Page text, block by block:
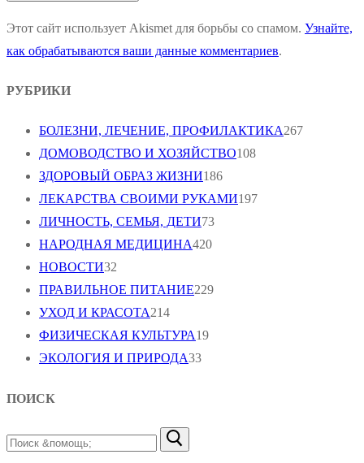
Этот сайт использует Akismet для борьбы со спамом. Узнайте,
как обрабатываются ваши данные комментариев.
РУБРИКИ
БОЛЕЗНИ, ЛЕЧЕНИЕ, ПРОФИЛАКТИКА267
ДОМОВОДСТВО И ХОЗЯЙСТВО108
ЗДОРОВЫЙ ОБРАЗ ЖИЗНИ186
ЛЕКАРСТВА СВОИМИ РУКАМИ197
ЛИЧНОСТЬ, СЕМЬЯ, ДЕТИ73
НАРОДНАЯ МЕДИЦИНА420
НОВОСТИ32
ПРАВИЛЬНОЕ ПИТАНИЕ229
УХОД И КРАСОТА214
ФИЗИЧЕСКАЯ КУЛЬТУРА19
ЭКОЛОГИЯ И ПРИРОДА33
ПОИСК
Найти: